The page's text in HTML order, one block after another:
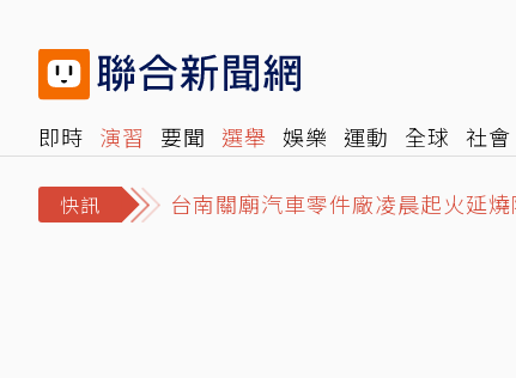
即時 演習 要聞 選舉 娛樂 運動 全球 社會
快訊
台南關廟汽車零件廠凌晨起火延
從杜魯門到川普 以色列遊說團對